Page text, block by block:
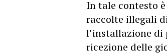
In tale contesto
raccolte illegali
l’installazione
ricezione delle